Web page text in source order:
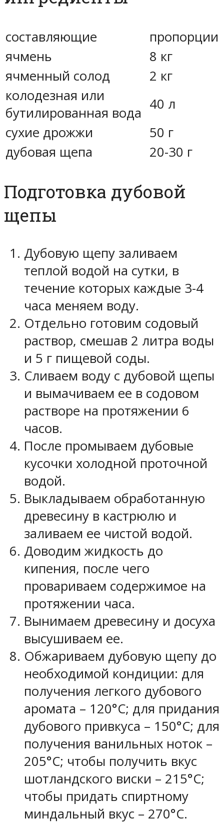
составляющие
пропорции
ячмень
8 кг
ячменный солод
2 кг
колодезная или
бутилированная вода
40 л
сухие дрожжи
50 г
дубовая щепа
20-30 г
Подготовка дубовой
щепы
Дубовую щепу заливаем
теплой водой на сутки, в
течение которых каждые 3-4
часа меняем воду.
Отдельно готовим содовый
раствор, смешав 2 литра воды
и 5 г пищевой соды.
Сливаем воду с дубовой щепы
и вымачиваем ее в содовом
растворе на протяжении 6
часов.
После промываем дубовые
кусочки холодной проточной
водой.
Выкладываем обработанную
древесину в кастрюлю и
заливаем ее чистой водой.
Доводим жидкость до
кипения, после чего
провариваем содержимое на
протяжении часа.
Вынимаем древесину и досуха
высушиваем ее.
Обжариваем дубовую щепу до
необходимой кондиции: для
получения легкого дубового
аромата – 120°С; для придания
дубового привкуса – 150°С; для
получения ванильных ноток –
205°С; чтобы получить вкус
шотландского виски – 215°С;
чтобы придать спиртному
миндальный вкус – 270°С.